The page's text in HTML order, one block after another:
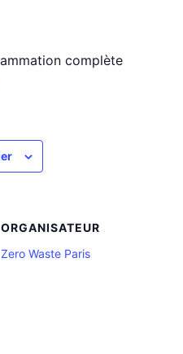
complète
ORGANISATEUR
Zero Waste Paris